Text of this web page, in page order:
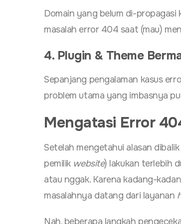
Domain yang belum di-propagasi
masalah error 404 saat (mau)
4. Plugin & Theme
Sepanjang pengalaman kasus
problem utama yang imbasnya
Mengatasi Error
Setelah mengetahui alasan
pemilik website) lakukan terlebih
atau nggak. Karena kadang-
masalahnya datang dari layanan
Nah, beberapa langkah